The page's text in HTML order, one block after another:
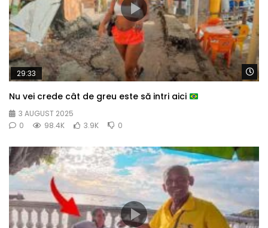
29:33
Nu vei crede cât de greu este să intri aici
3 AUGUST 2025
0
98.4K 3.9K 0